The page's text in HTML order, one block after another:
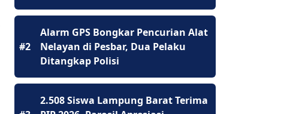
#2
Alarm GPS Bongkar Pencurian Alat
Nelayan di Pesbar, Dua Pelaku
Ditangkap Polisi
2.508 Siswa Lampung Barat Terima